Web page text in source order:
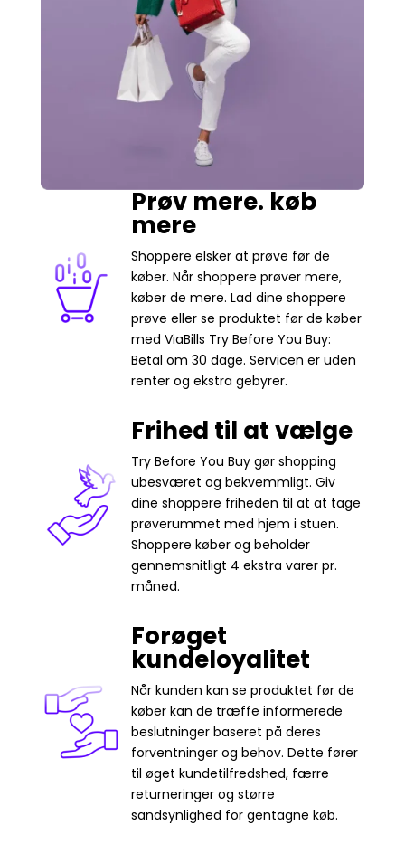
Prøv mere. køb
mere
Shoppere elsker at prøve før de
køber. Når shoppere prøver mere,
køber de mere. Lad dine shoppere
prøve eller se produktet før de køber
med ViaBills Try Before You Buy:
Betal om 30 dage. Servicen er uden
renter og ekstra gebyrer.
Frihed til at vælge
Try Before You Buy gør shopping
ubesværet og bekvemmligt. Giv
dine shoppere friheden til at at tage
prøverummet med hjem i stuen.
Shoppere køber og beholder
gennemsnitligt 4 ekstra varer pr.
måned.
Forøget
kundeloyalitet
Når kunden kan se produktet før de
køber kan de træffe informerede
beslutninger baseret på deres
forventninger og behov. Dette fører
til øget kundetilfredshed, færre
returneringer og større
sandsynlighed for gentagne køb.